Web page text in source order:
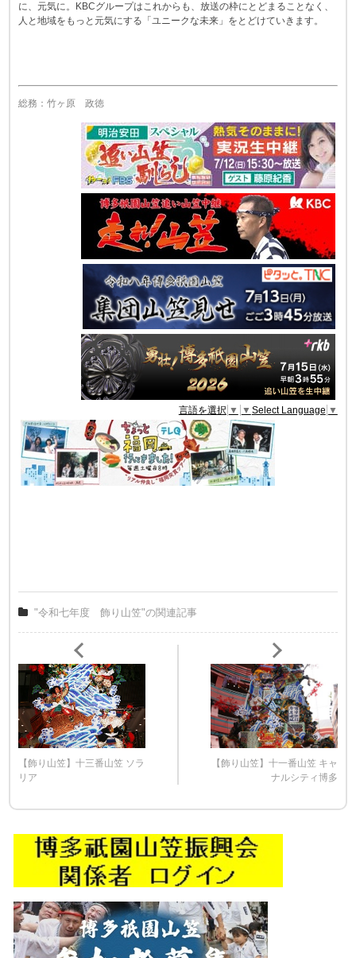
に、元気に。KBCグループはこれからも、放送の枠にとどまることなく、
人と地域をもっと元気にする「ユニークな未来」をとどけていきます。
総務：竹ヶ原 政徳
言語を選択 ▼ ▼ Select Language ▼
"令和七年度 飾り山笠"の関連記事
【飾り山笠】十三番山笠 ソラ
リア
【飾り山笠】十一番山笠 キャ
ナルシティ博多